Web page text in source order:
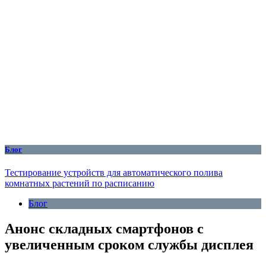
Блог
Тестирование устройств для автоматического полива
комнатных растений по расписанию
Блог
Анонс складных смартфонов с
увеличенным сроком службы дисплея